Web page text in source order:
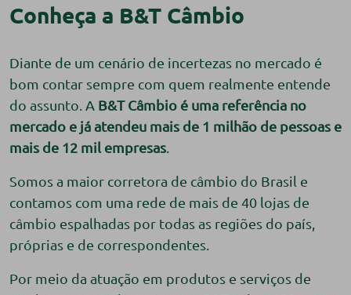
Conheça a B&T Câmbio
Diante de um cenário de incertezas no mercado é
bom contar sempre com quem realmente entende
do assunto. A B&T Câmbio é uma referência no
mercado e já atendeu mais de 1 milhão de pessoas e
mais de 12 mil empresas
Somos a maior corretora de câmbio do Brasil e
contamos com uma rede de mais de 40 lojas de
câmbio espalhadas por todas as regiões do país,
próprias e de correspondentes.
Por meio da atuação em produtos e serviços de